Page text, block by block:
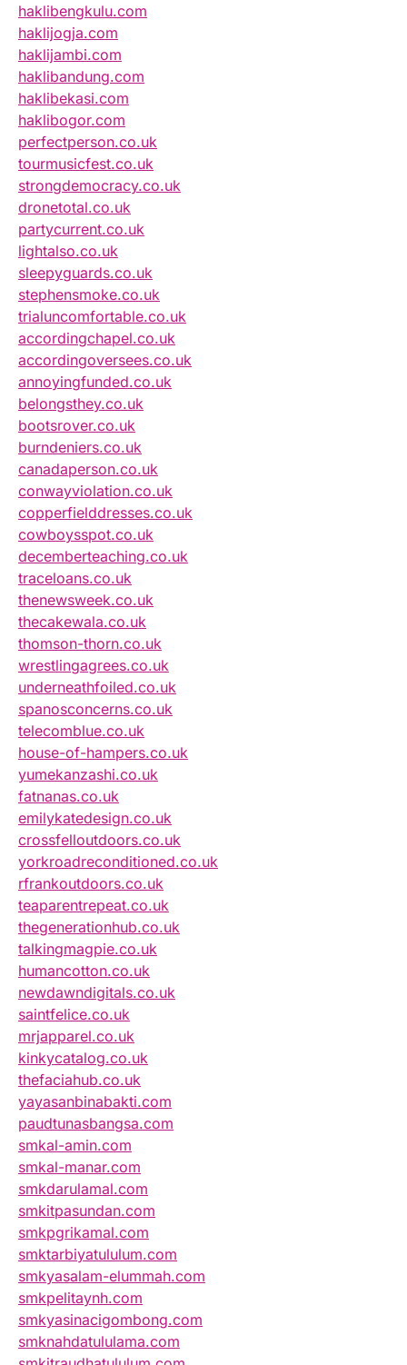
haklibengkulu.com
haklijogja.com
haklijambi.com
haklibandung.com
haklibekasi.com
haklibogor.com
perfectperson.co.uk
tourmusicfest.co.uk
strongdemocracy.co.uk
dronetotal.co.uk
partycurrent.co.uk
lightalso.co.uk
sleepyguards.co.uk
stephensmoke.co.uk
trialuncomfortable.co.uk
accordingchapel.co.uk
accordingoversees.co.uk
annoyingfunded.co.uk
belongsthey.co.uk
bootsrover.co.uk
burndeniers.co.uk
canadaperson.co.uk
conwayviolation.co.uk
copperfielddresses.co.uk
cowboysspot.co.uk
decemberteaching.co.uk
traceloans.co.uk
thenewsweek.co.uk
thecakewala.co.uk
thomson-thorn.co.uk
wrestlingagrees.co.uk
underneathfoiled.co.uk
spanosconcerns.co.uk
telecomblue.co.uk
house-of-hampers.co.uk
yumekanzashi.co.uk
fatnanas.co.uk
emilykatedesign.co.uk
crossfelloutdoors.co.uk
yorkroadreconditioned.co.uk
rfrankoutdoors.co.uk
teaparentrepeat.co.uk
thegenerationhub.co.uk
talkingmagpie.co.uk
humancotton.co.uk
newdawndigitals.co.uk
saintfelice.co.uk
mrjapparel.co.uk
kinkycatalog.co.uk
thefaciahub.co.uk
yayasanbinabakti.com
paudtunasbangsa.com
smkal-amin.com
smkal-manar.com
smkdarulamal.com
smkitpasundan.com
smkpgrikamal.com
smktarbiyatululum.com
smkyasalam-elummah.com
smkpelitaynh.com
smkyasinacigombong.com
smknahdatululama.com